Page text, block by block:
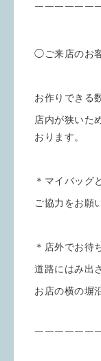
￣￣￣￣￣￣
◯ご来店のお
お作りできる
店内が狭いた
おります。
＊マイバッグ
ご協力をお願
＊店外でお待
道路にはみ出
お店の横の塀
￣￣￣￣￣￣